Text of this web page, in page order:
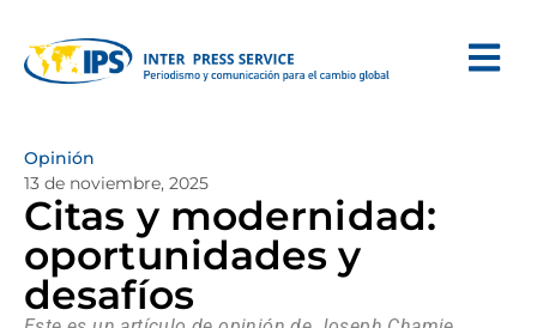
Opinión
13 de noviembre, 2025
Citas y modernidad:
oportunidades y
desafíos